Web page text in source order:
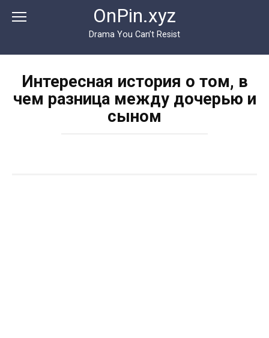
OnPin.xyz
Drama You Can’t Resist
Интересная история о том, в
чем разница между дочерью и
сыном